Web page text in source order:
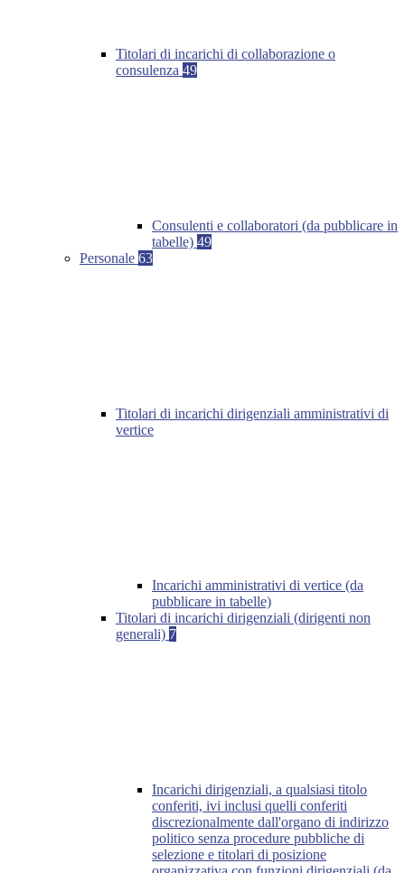
Titolari di incarichi di collaborazione o
consulenza 49
Consulenti e collaboratori (da pubblicare in
tabelle) 49
Personale 63
Titolari di incarichi dirigenziali amministrativi di
vertice
Incarichi amministrativi di vertice (da
pubblicare in tabelle)
Titolari di incarichi dirigenziali (dirigenti non
generali) 7
Incarichi dirigenziali, a qualsiasi titolo
conferiti, ivi inclusi quelli conferiti
discrezionalmente dall'organo di indirizzo
politico senza procedure pubbliche di
selezione e titolari di posizione